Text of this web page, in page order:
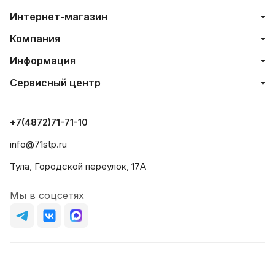
Интернет-магазин
Компания
Информация
Сервисный центр
+7(4872)71-71-10
info@71stp.ru
Тула, Городской переулок, 17А
Мы в соцсетях